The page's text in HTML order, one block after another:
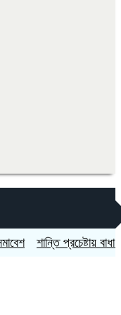
শান্তি প্রচেষ্টায় বাধা দিচ্ছে